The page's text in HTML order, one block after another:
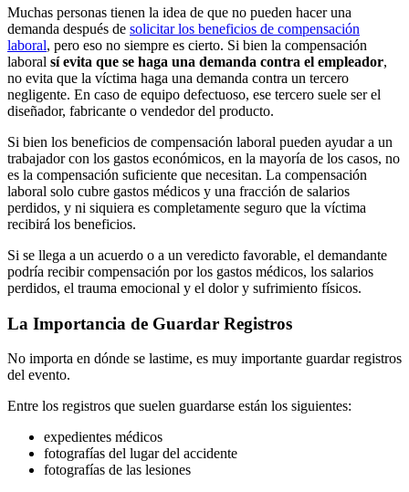
Muchas personas tienen la idea de que no pueden hacer una
demanda después de solicitar los beneficios de compensación
laboral, pero eso no siempre es cierto. Si bien la compensación
laboral sí evita que se haga una demanda contra el empleador,
no evita que la víctima haga una demanda contra un tercero
negligente. En caso de equipo defectuoso, ese tercero suele ser el
diseñador, fabricante o vendedor del producto.
Si bien los beneficios de compensación laboral pueden ayudar a un
trabajador con los gastos económicos, en la mayoría de los casos, no
es la compensación suficiente que necesitan. La compensación
laboral solo cubre gastos médicos y una fracción de salarios
perdidos, y ni siquiera es completamente seguro que la víctima
recibirá los beneficios.
Si se llega a un acuerdo o a un veredicto favorable, el demandante
podría recibir compensación por los gastos médicos, los salarios
perdidos, el trauma emocional y el dolor y sufrimiento físicos.
La Importancia de Guardar Registros
No importa en dónde se lastime, es muy importante guardar registros
del evento.
Entre los registros que suelen guardarse están los siguientes:
expedientes médicos
fotografías del lugar del accidente
fotografías de las lesiones